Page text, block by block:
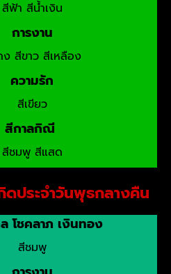
สีฟ้า สีน้ำเงิน
การงาน
สีขาว สีเหลือง
ความรัก
สีเขียว
สีกาลกิณี
สีชมพู สีแสด
ประจำวันพุธกลางคืน
โชคลาภ เงินทอง
สีชมพู